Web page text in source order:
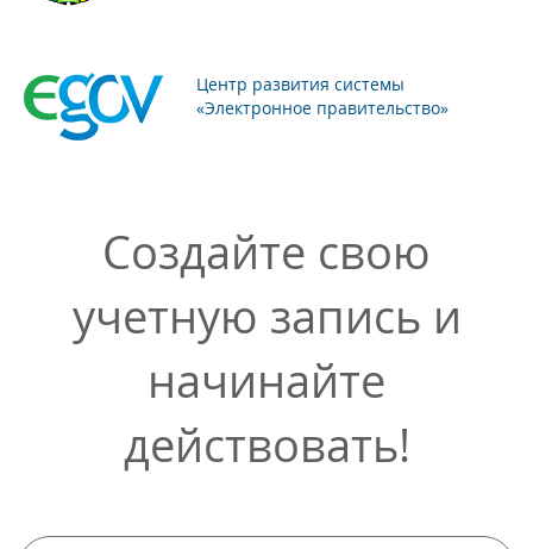
Центр развития системы
«Электронное правительство»
Создайте свою
учетную запись и
начинайте
действовать!